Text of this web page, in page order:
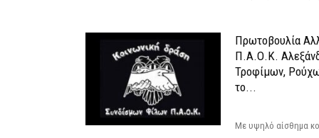
Πρωτοβουλία
Π.Α.Ο.Κ.
Τροφίμων,
το...
Με υψηλό αίσθημα